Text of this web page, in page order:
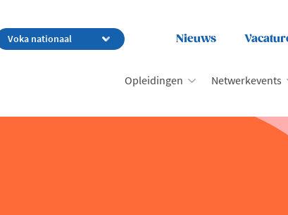
Nieuws
Opleidingen Netwerkevents